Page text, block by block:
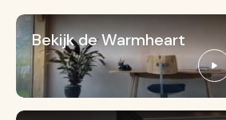
Bekijk de Warmheart